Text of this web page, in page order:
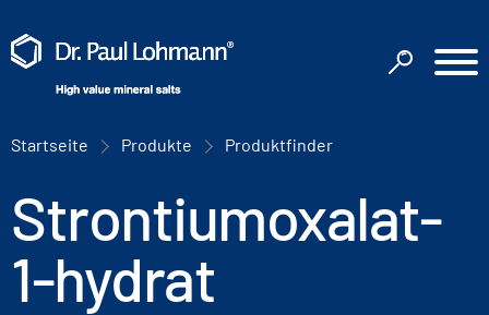
Startseite Produkte Produktfinder
Strontiumoxalat-
1-hydrat